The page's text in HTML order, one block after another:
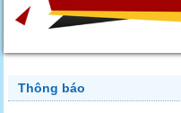
Thông báo